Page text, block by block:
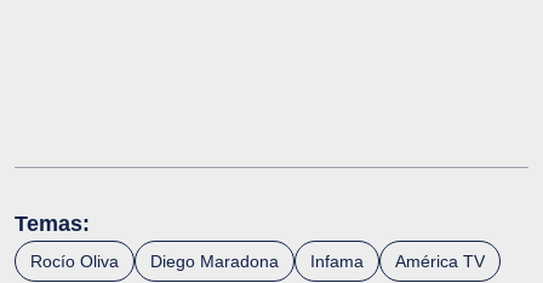
Temas:
Rocío Oliva Diego Maradona Infama América TV